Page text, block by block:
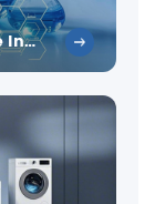
Electronics and Electric Appliance Industry